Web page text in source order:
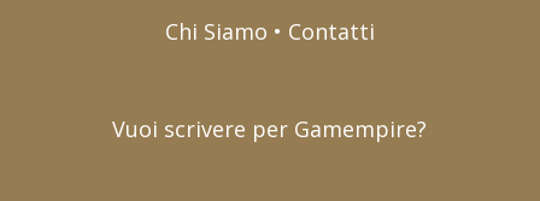
Chi Siamo • Contatti
Vuoi scrivere per Gamempire?